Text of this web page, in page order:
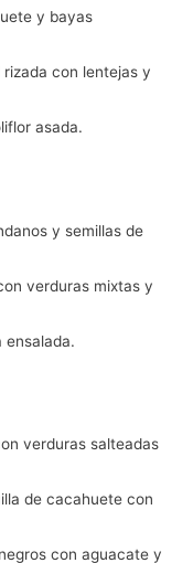
y bayas
rizada con lentejas y
asada.
y semillas de
verduras mixtas y
ensalada.
verduras salteadas
de cacahuete con
con aguacate y